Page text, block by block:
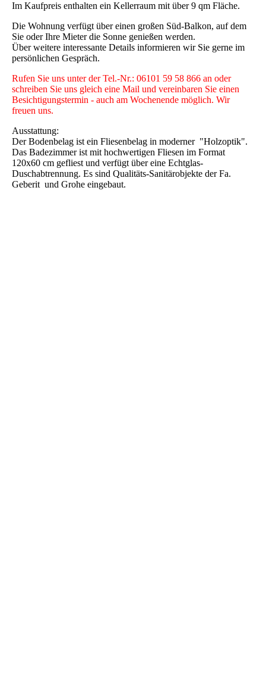
Im Kaufpreis enthalten ein Kellerraum mit über 9 qm Fläche.
Die Wohnung verfügt über einen großen Süd-Balkon, auf dem
Sie oder Ihre Mieter die Sonne genießen werden.
Über weitere interessante Details informieren wir Sie gerne im
persönlichen Gespräch.
Rufen Sie uns unter der Tel.-Nr.: 06101 59 58 866 an oder
schreiben Sie uns gleich eine Mail und vereinbaren Sie einen
Besichtigungstermin - auch am Wochenende möglich. Wir
freuen uns.
Ausstattung:
Der Bodenbelag ist ein Fliesenbelag in moderner "Holzoptik".
Das Badezimmer ist mit hochwertigen Fliesen im Format
120x60 cm gefliest und verfügt über eine Echtglas-
Duschabtrennung. Es sind Qualitäts-Sanitärobjekte der Fa.
Geberit und Grohe eingebaut.